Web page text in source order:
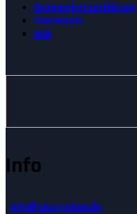
Datenschutzerklärung
Impressum
AGB
Info
Info@tecs-reisen.de